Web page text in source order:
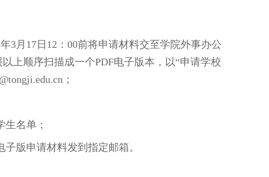
3月17日12：00前将申请材料交至学院外事办公
上顺序扫描成一个PDF电子版本，以“申请学校
；
生名单；
版申请材料发到指定邮箱。